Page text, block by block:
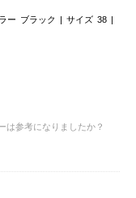
ー ブラック サイズ 38
は参考になりましたか？